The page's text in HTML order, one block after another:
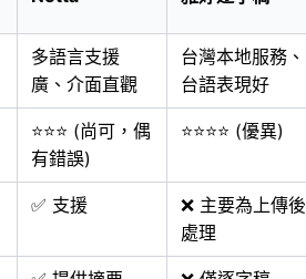
多語言支援
廣、介面直觀
台灣本地服務、
台語表現好
⭐⭐⭐ (尚可，偶
有錯誤)
⭐⭐⭐⭐ (優異)
✅ 支援
❌ 主要為上傳後
處理